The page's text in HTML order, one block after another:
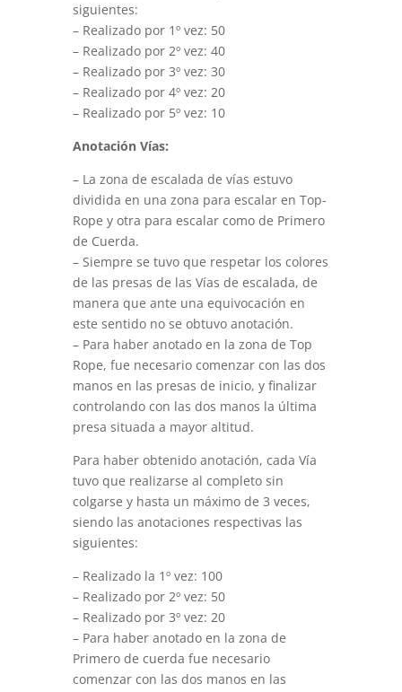
siguientes:
– Realizado por 1º vez: 50
– Realizado por 2º vez: 40
– Realizado por 3º vez: 30
– Realizado por 4º vez: 20
– Realizado por 5º vez: 10
Anotación Vías:
– La zona de escalada de vías estuvo
dividida en una zona para escalar en Top-
Rope y otra para escalar como de Primero
de Cuerda.
– Siempre se tuvo que respetar los colores
de las presas de las Vías de escalada, de
manera que ante una equivocación en
este sentido no se obtuvo anotación.
– Para haber anotado en la zona de Top
Rope, fue necesario comenzar con las dos
manos en las presas de inicio, y finalizar
controlando con las dos manos la última
presa situada a mayor altitud.
Para haber obtenido anotación, cada Vía
tuvo que realizarse al completo sin
colgarse y hasta un máximo de 3 veces,
siendo las anotaciones respectivas las
siguientes:
– Realizado la 1º vez: 100
– Realizado por 2º vez: 50
– Realizado por 3º vez: 20
– Para haber anotado en la zona de
Primero de cuerda fue necesario
comenzar con las dos manos en las